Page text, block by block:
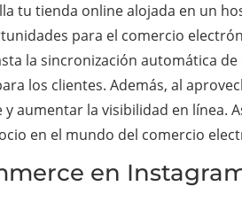
tu tienda online alojada en un
para el comercio
la sincronización automática
los clientes. Además, al
aumentar la visibilidad en línea.
en el mundo del comercio
en